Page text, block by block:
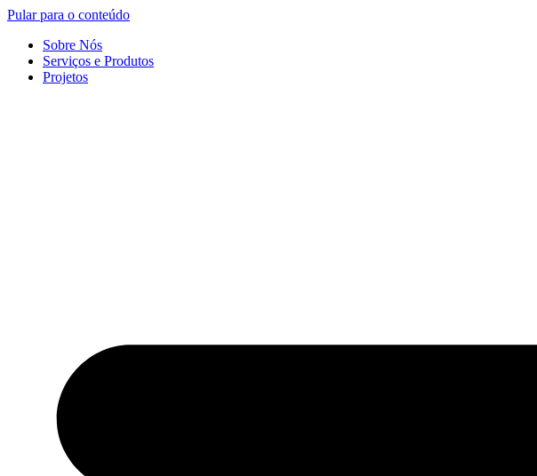
Pular para o conteúdo
Sobre Nós
Serviços e Produtos
Projetos